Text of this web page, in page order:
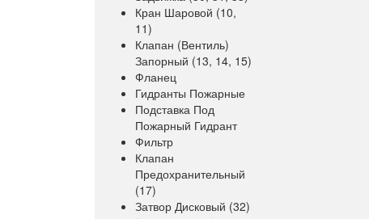
Кран Шаровой (10,
11)
Клапан (вентиль)
Запорный (13, 14, 15)
Фланец
Гидранты Пожарные
Подставка Под
Пожарный Гидрант
Фильтр
Клапан
Предохранительный
(17)
Затвор Дисковый (32)